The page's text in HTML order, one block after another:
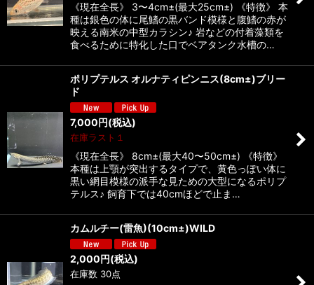
《現在全長》 3〜4cm±(最大25cm±) 《特徴》 本
種は銀色の体に尾鰭の黒バンド模様と腹鰭の赤が
映える南米の中型カラシン♪ 岩などの付着藻類を
食べるために特化した口でベアタンク水槽の…
ポリプテルス オルナティピンニス(8cm±)ブリー
ド
7,000円(税込)
在庫ラスト１
《現在全長》 8cm±(最大40〜50cm±) 《特徴》
本種は上顎が突出するタイプで、黄色っぽい体に
黒い網目模様の派手な見ための大型になるポリプ
テルス♪ 飼育下では40cmほどで止ま…
カムルチー(雷魚)(10cm±)WILD
2,000円(税込)
在庫数 30点